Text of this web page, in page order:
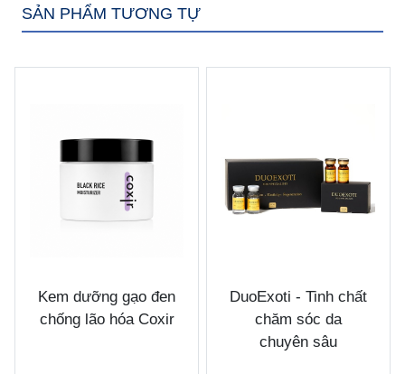
SẢN PHẨM TƯƠNG TỰ
Kem dưỡng gạo đen
chống lão hóa Coxir
DuoExoti - Tinh chất
chăm sóc da
chuyên sâu